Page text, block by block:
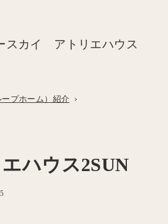
スカイ アトリエハウス
プホーム）紹介
ハウス2SUN